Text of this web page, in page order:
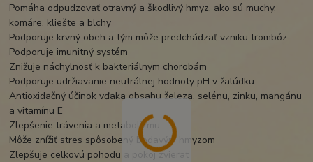
Pomáha odpudzovať otravný a škodlivý hmyz, ako sú muchy,
komáre, kliešte a blchy
Podporuje krvný obeh a tým môže predchádzať vzniku trombóz
Podporuje imunitný systém
Znižuje náchylnosť k bakteriálnym chorobám
Podporuje udržiavanie neutrálnej hodnoty pH v žalúdku
Antioxidačný účinok vďaka obsahu železa, selénu, zinku, mangánu
a vitamínu E
Zlepšenie trávenia a metabolizmu
Môže znížiť stres spôsobený bodavým hmyzom
Zlepšuje celkovú pohodu a pokoj zvierat